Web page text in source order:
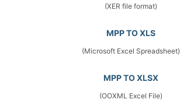
(XER file format)
MPP TO XLS
(Microsoft Excel Spreadsheet)
MPP TO XLSX
(OOXML Excel File)